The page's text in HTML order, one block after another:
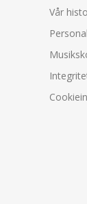
Vår
Personal